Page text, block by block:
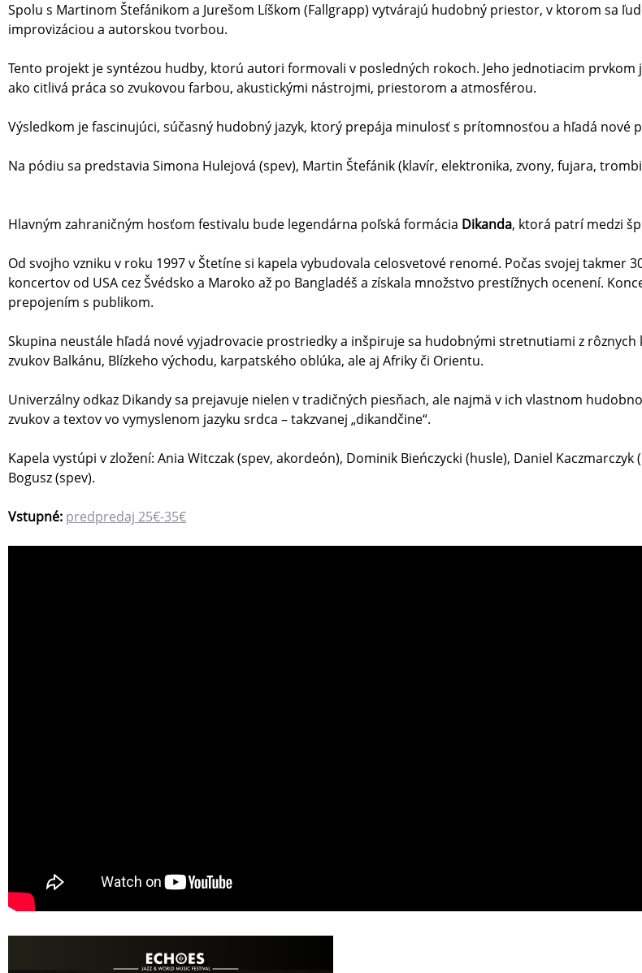
Spolu s Martinom Štefánikom a Jurešom Líškom (Fallgrapp) vytvárajú hudobný priestor, v ktorom sa
improvizáciou a autorskou tvorbou.
Tento projekt je syntézou hudby, ktorú autori formovali v posledných rokoch. Jeho jednotiacim
ako citlivá práca so zvukovou farbou, akustickými nástrojmi, priestorom a atmosférou.
Výsledkom je fascinujúci, súčasný hudobný jazyk, ktorý prepája minulosť s prítomnosťou a hľadá nové
Na pódiu sa predstavia Simona Hulejová (spev), Martin Štefánik (klavír, elektronika, zvony, fujara,
Hlavným zahraničným hosťom festivalu bude legendárna poľská formácia Dikanda, ktorá patrí medzi
Od svojho vzniku v roku 1997 v Štetíne si kapela vybudovala celosvetové renomé. Počas svojej
koncertov od USA cez Švédsko a Maroko až po Bangladéš a získala množstvo prestížnych ocenení.
prepojením s publikom.
Skupina neustále hľadá nové vyjadrovacie prostriedky a inšpiruje sa hudobnými stretnutiami z
zvukov Balkánu, Blízkeho východu, karpatského oblúka, ale aj Afriky či Orientu.
Univerzálny odkaz Dikandy sa prejavuje nielen v tradičných piesňach, ale najmä v ich vlastnom
zvukov a textov vo vymyslenom jazyku srdca – takzvanej „dikandčine“.
Kapela vystúpi v zložení: Ania Witczak (spev, akordeón), Dominik Bieńczycki (husle), Daniel
Bogusz (spev).
Vstupné: predpredaj 25€-35€